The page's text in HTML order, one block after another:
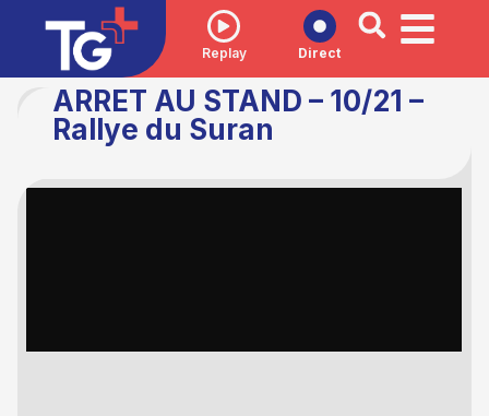
Replay Direct
ARRET AU STAND – 10/21 –
Rallye du Suran